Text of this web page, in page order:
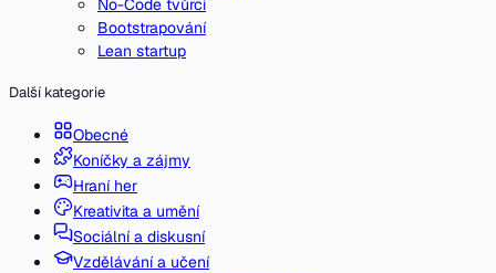
No-Code tvůrci
Bootstrapování
Lean startup
Další kategorie
Obecné
Koníčky a zájmy
Hraní her
Kreativita a umění
Sociální a diskusní
Vzdělávání a učení